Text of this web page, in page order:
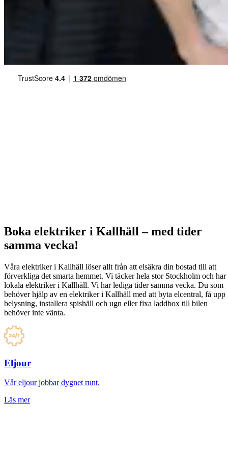
Boka elektriker i Kallhäll – med tider
samma vecka!
Våra elektriker i Kallhäll löser allt från att elsäkra din bostad till att
förverkliga det smarta hemmet. Vi täcker hela stor Stockholm och har
lokala elektriker i Kallhäll. Vi har lediga tider samma vecka. Du som
behöver hjälp av en elektriker i Kallhäll med att byta elcentral, få upp
belysning, installera spishäll och ugn eller fixa laddbox till bilen
behöver inte vänta.
Eljour
Vår eljour jobbar dygnet runt.
Läs mer